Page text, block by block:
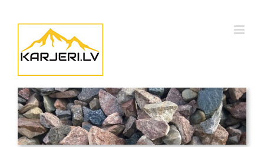
content